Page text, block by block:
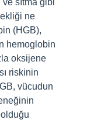
sıtma gibi
ne
(HGB),
hemoglobin
oksijene
riskinin
vücudun